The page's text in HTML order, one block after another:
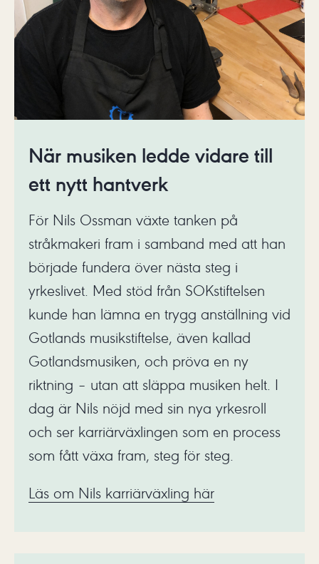
När musiken ledde vidare till
ett nytt hantverk
För Nils Ossman växte tanken på
stråkmakeri fram i samband med att han
började fundera över nästa steg i
yrkeslivet. Med stöd från SOKstiftelsen
kunde han lämna en trygg anställning vid
Gotlands musikstiftelse, även kallad
Gotlandsmusiken, och pröva en ny
riktning – utan att släppa musiken helt. I
dag är Nils nöjd med sin nya yrkesroll
och ser karriärväxlingen som en process
som fått växa fram, steg för steg.
Läs om Nils karriärväxling här